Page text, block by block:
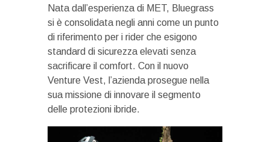
Nata dall’esperienza di MET, Bluegrass
si è consolidata negli anni come un punto
di riferimento per i rider che esigono
standard di sicurezza elevati senza
sacrificare il comfort. Con il nuovo
Venture Vest, l’azienda prosegue nella
sua missione di innovare il segmento
delle protezioni ibride.